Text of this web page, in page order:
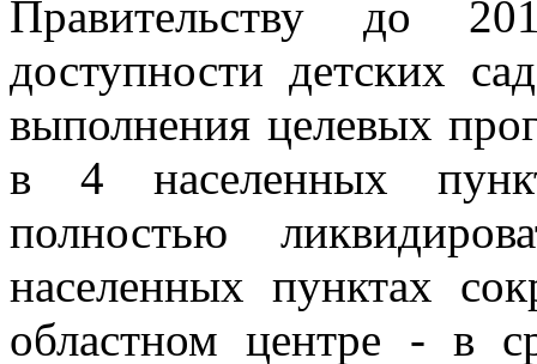
Правительству до
доступности детских
выполнения целевых
в 4 населенных
полностью
населенных пунктах
областном центре - в